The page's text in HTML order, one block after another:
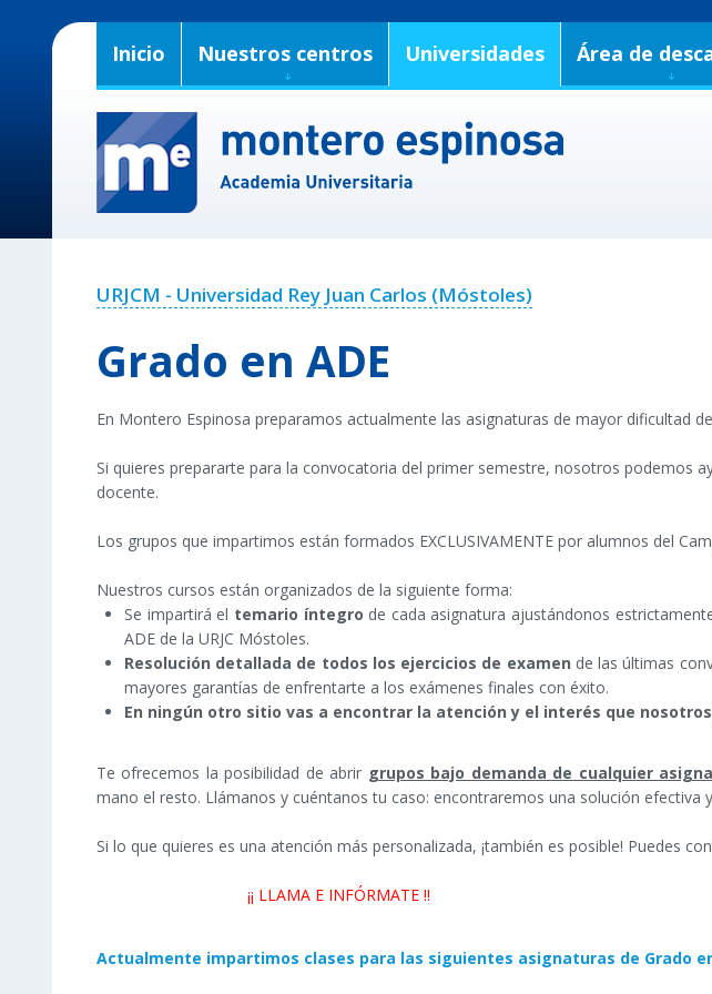
Inicio Nuestros centros Universidades Área de
URJCM - Universidad Rey Juan Carlos (Móstoles)
Grado en ADE
En Montero Espinosa preparamos actualmente las asignaturas de mayor dificultad
Si quieres prepararte para la convocatoria del primer semestre, nosotros podemos
docente.
Los grupos que impartimos están formados EXCLUSIVAMENTE por alumnos del
Nuestros cursos están organizados de la siguiente forma:
Se impartirá el temario íntegro de cada asignatura ajustándonos
ADE de la URJC Móstoles.
Resolución detallada de todos los ejercicios de examen de las últimas
mayores garantías de enfrentarte a los exámenes finales con éxito.
En ningún otro sitio vas a encontrar la atención y el interés que
Te ofrecemos la posibilidad de abrir grupos bajo demanda de cualquier
mano el resto. Llámanos y cuéntanos tu caso: encontraremos una solución efectiva
Si lo que quieres es una atención más personalizada, ¡también es posible! Puedes
¡¡ LLAMA E INFÓRMATE !!
Actualmente impartimos clases para las siguientes asignaturas de Grado